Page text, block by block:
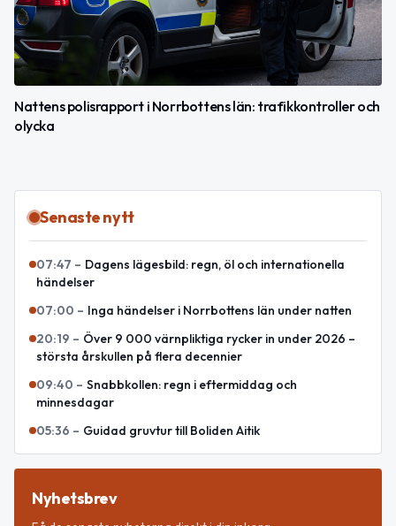
Nattens polisrapport i Norrbottens län: trafikkontroller och
olycka
Senaste nytt
07:47 – Dagens lägesbild: regn, öl och internationella
händelser
07:00 – Inga händelser i Norrbottens län under natten
20:19 – Över 9 000 värnpliktiga rycker in under 2026 –
största årskullen på flera decennier
09:40 – Snabbkollen: regn i eftermiddag och
minnesdagar
05:36 – Guidad gruvtur till Boliden Aitik
Nyhetsbrev